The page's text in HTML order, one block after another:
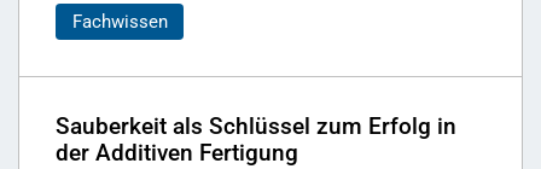
Fachwissen
Sauberkeit als Schlüssel zum Erfolg in
der Additiven Fertigung